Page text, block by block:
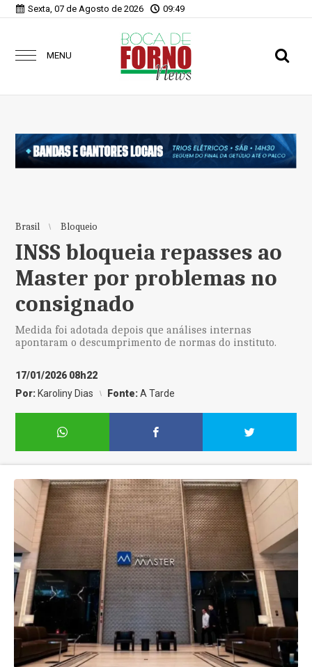
Sexta, 07 de Agosto de 2026 09:49
MENU
Brasil Bloqueio
INSS bloqueia repasses ao
Master por problemas no
consignado
Medida foi adotada depois que análises internas
apontaram o descumprimento de normas do instituto.
17/01/2026 08h22
Por: Karoliny Dias Fonte:A Tarde